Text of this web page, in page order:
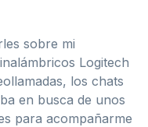
sobre mi
Logitech
los chats
en busca de unos
para acompañarme